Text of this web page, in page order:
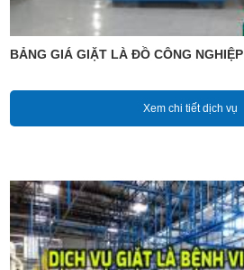
BẢNG GIÁ GIẶT LÀ ĐỒ CÔNG NGHIỆP
Xem chi tiết dịch vụ